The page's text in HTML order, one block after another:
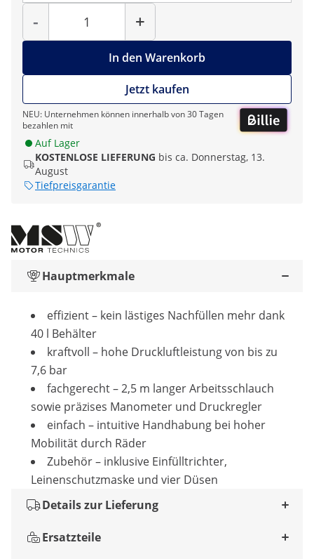
-
Menge
+
In den Warenkorb
Jetzt kaufen
NEU: Unternehmen können innerhalb von 30 Tagen
bezahlen mit
Auf Lager
KOSTENLOSE LIEFERUNG bis ca. Donnerstag, 13.
August
Tiefpreisgarantie
Hauptmerkmale
effizient – kein lästiges Nachfüllen mehr dank
40 l Behälter
kraftvoll – hohe Druckluftleistung von bis zu
7,6 bar
fachgerecht – 2,5 m langer Arbeitsschlauch
sowie präzises Manometer und Druckregler
einfach – intuitive Handhabung bei hoher
Mobilität durch Räder
Zubehör – inklusive Einfülltrichter,
Leinenschutzmaske und vier Düsen
Details zur Lieferung
Ersatzteile